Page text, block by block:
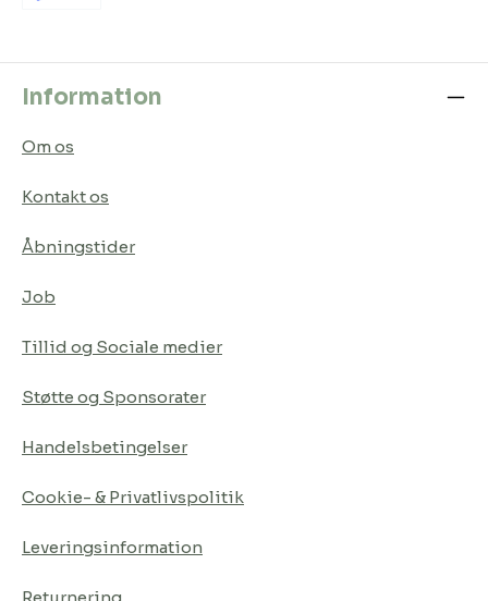
Information
Om os
Kontakt os
Åbningstider
Job
Tillid og Sociale medier
Støtte og Sponsorater
Handelsbetingelser
Cookie- & Privatlivspolitik
Leveringsinformation
Returnering